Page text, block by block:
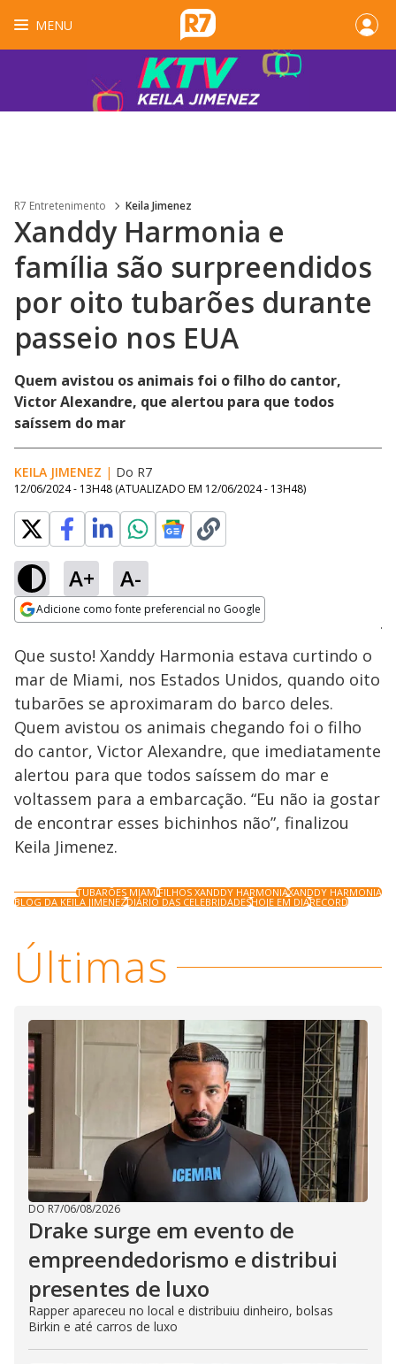
MENU
R7 Entretenimento Keila Jimenez
Xanddy Harmonia e
família são surpreendidos
por oito tubarões durante
passeio nos EUA
Quem avistou os animais foi o filho do cantor,
Victor Alexandre, que alertou para que todos
saíssem do mar
KEILA JIMENEZ | Do R7
12/06/2024 - 13H48 (ATUALIZADO EM 12/06/2024 - 13H48)
A+ A-
Adicione como fonte preferencial no Google
Ativar
100.00%
Que susto! Xanddy Harmonia estava curtindo o
mar de Miami, nos Estados Unidos, quando oito
tubarões se aproximaram do barco deles.
Quem avistou os animais chegando foi o filho
do cantor, Victor Alexandre, que imediatamente
alertou para que todos saíssem do mar e
voltassem para a embarcação. “Eu não ia gostar
de encontrar esses bichinhos não”, finalizou
Keila Jimenez.
TUBARÕES MIAMIFILHOS XANDDY HARMONIAXANDDY HARMONIA
BLOG DA KEILA JIMENEZDIÁRIO DAS CELEBRIDADESHOJE EM DIARECORD
Últimas
DO R7/06/08/2026
Drake surge em evento de
empreendedorismo e distribui
presentes de luxo
Rapper apareceu no local e distribuiu dinheiro, bolsas
Birkin e até carros de luxo